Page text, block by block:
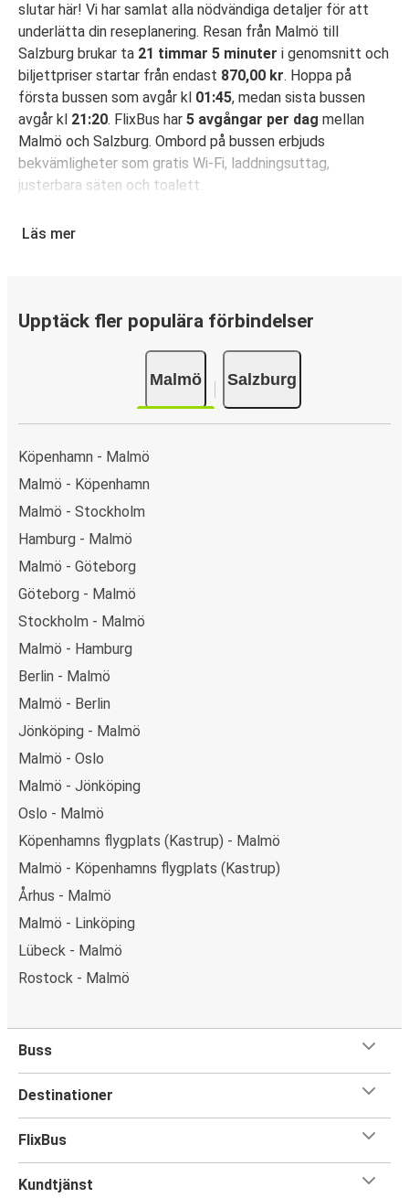
slutar här! Vi har samlat alla nödvändiga detaljer för att
underlätta din reseplanering. Resan från Malmö till
Salzburg brukar ta 21 timmar 5 minuter i genomsnitt och
biljettpriser startar från endast 870,00 kr. Hoppa på
första bussen som avgår kl 01:45, medan sista bussen
avgår kl 21:20. FlixBus har 5 avgångar per dag mellan
Malmö och Salzburg. Ombord på bussen erbjuds
bekvämligheter som gratis Wi-Fi, laddningsuttag,
justerbara säten och toalett.
Salzburg
bara några få klick. När du köper din biljett på hemsidan
PayPal, Google Pay eller Apple Pay. N/A.
Läs mer
Upptäck fler populära förbindelser
Malmö Salzburg
Köpenhamn - Malmö
Malmö - Köpenhamn
Malmö - Stockholm
Hamburg - Malmö
Malmö - Göteborg
Göteborg - Malmö
Stockholm - Malmö
Malmö - Hamburg
Berlin - Malmö
Malmö - Berlin
Jönköping - Malmö
Malmö - Oslo
Malmö - Jönköping
Oslo - Malmö
Köpenhamns flygplats (Kastrup) - Malmö
Malmö - Köpenhamns flygplats (Kastrup)
Århus - Malmö
Malmö - Linköping
Lübeck - Malmö
Rostock - Malmö
Buss
Destinationer
FlixBus
Kundtjänst